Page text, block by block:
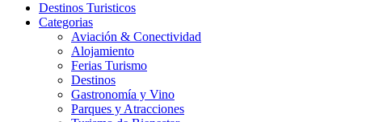
Destinos Turisticos
Categorias
Aviación & Conectividad
Alojamiento
Ferias Turismo
Destinos
Gastronomía y Vino
Parques y Atracciones